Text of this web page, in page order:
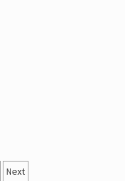
Next